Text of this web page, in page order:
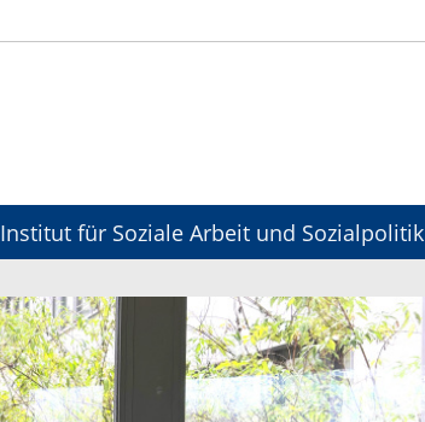
Institut für Soziale Arbeit und Sozialpolitik